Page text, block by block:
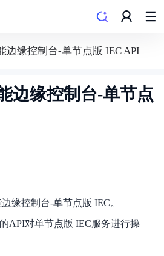
边缘控制台-单节点版 IEC API
边缘控制台-单节点
缘控制台-单节点版 IEC。
API对单节点版 IEC服务进行操